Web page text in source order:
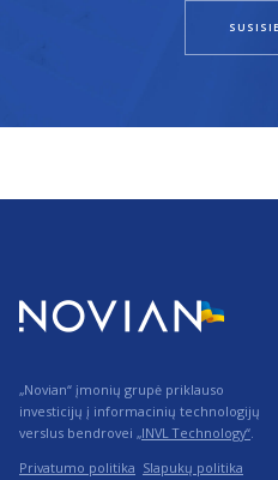
„Novian“ įmonių grupė priklauso
investicijų į informacinių technologijų
verslus bendrovei „INVL Technology“.
Privatumo politika Slapukų politika